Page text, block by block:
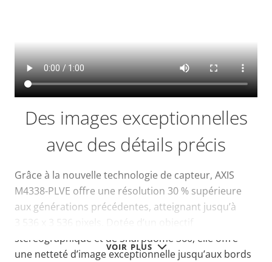
VOIR PLUS
Des images exceptionnelles
avec des détails précis
Grâce à la nouvelle technologie de capteur, AXIS
M4338-PLVE offre une résolution 30 % supérieure
aux générations précédentes, atteignant jusqu’à
3 536 x 3 536 pixels. Dotée d’un objectif
stéréographique et de Sharpdome 360, elle offre
une netteté d’image exceptionnelle jusqu’aux bords